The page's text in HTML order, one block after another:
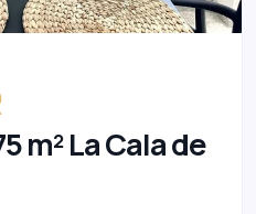
m² La Cala de